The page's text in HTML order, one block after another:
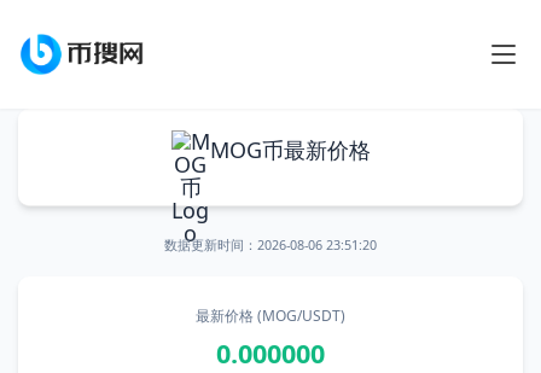
MOG币最新价格
数据更新时间： 2026-08-06 23:51:20
最新价格 (MOG/USDT)
0.000000